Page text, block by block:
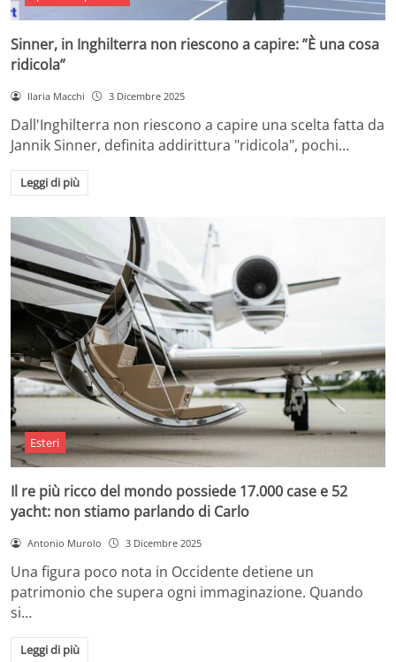
Sinner, in Inghilterra non riescono a capire: ”È una cosa
ridicola”
Ilaria Macchi 3 Dicembre 2025
Dall'Inghilterra non riescono a capire una scelta fatta da
Jannik Sinner, definita addirittura "ridicola", pochi…
Leggi di più
Esteri
Il re più ricco del mondo possiede 17.000 case e 52
yacht: non stiamo parlando di Carlo
Antonio Murolo 3 Dicembre 2025
Una figura poco nota in Occidente detiene un
patrimonio che supera ogni immaginazione. Quando
si…
Leggi di più